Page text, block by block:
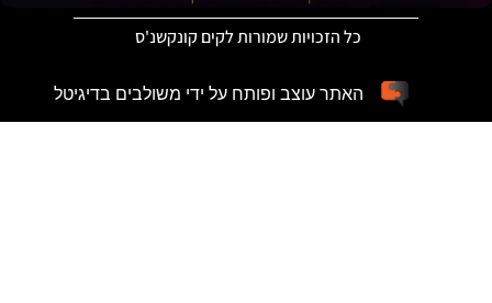
כל הזכויות שמורות לקים קונקשנ'ס
האתר עוצב ופותח על ידי משולבים בדיגיטל